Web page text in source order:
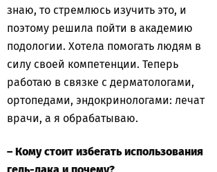
знаю, то стремлюсь изучить это, и
поэтому решила пойти в академию
подологии. Хотела помогать людям в
силу своей компетенции. Теперь
работаю в связке с дерматологами,
ортопедами, эндокринологами: лечат
врачи, а я обрабатываю.
– Кому стоит избегать использования